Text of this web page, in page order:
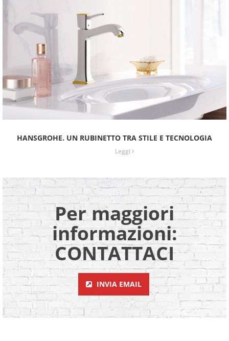
HANSGROHE. UN RUBINETTO TRA STILE E TECNOLOGIA
Leggi
Per maggiori
informazioni:
CONTATTACI
INVIA EMAIL